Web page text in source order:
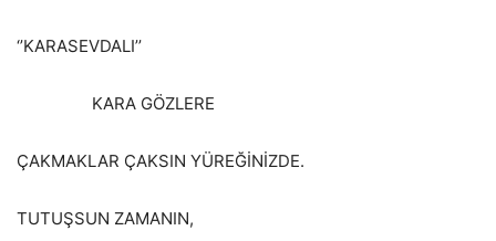
‘’KARASEVDALI’’
KARA GÖZLERE
ÇAKMAKLAR ÇAKSIN YÜREĞİNİZDE.
TUTUŞSUN ZAMANIN,